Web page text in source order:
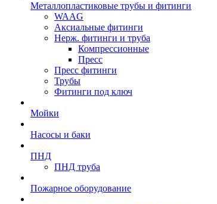
Металлопластиковые трубы и фитинги
WAAG
Аксиальные фитинги
Нерж. фитинги и труба
Компрессионные
Пресс
Пресс фитинги
Трубы
Фитинги под ключ
Мойки
Насосы и баки
ПНД
ПНД труба
Пожарное оборудование